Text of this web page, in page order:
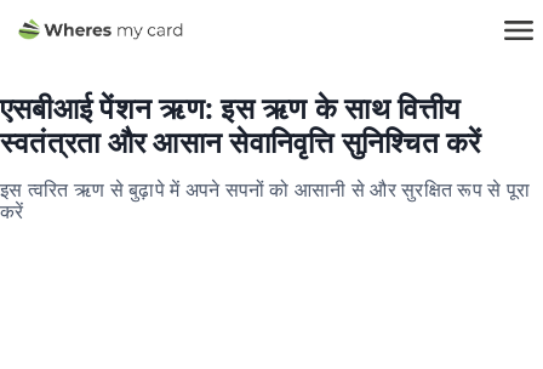
एसबीआई पेंशन ऋण: इस ऋण के साथ वित्तीय
स्वतंत्रता और आसान सेवानिवृत्ति सुनिश्चित करें
इस त्वरित ऋण से बुढ़ापे में अपने सपनों को आसानी से और सुरक्षित रूप से पूरा
करें